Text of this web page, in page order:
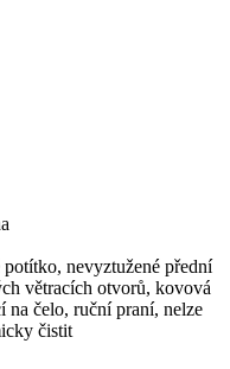
nevyztužené přední
větracích otvorů, kovová
na čelo, ruční praní, nelze
čistit